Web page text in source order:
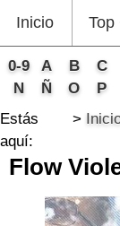
Inicio Top
0-9 A B C
N
Ñ O P
Estás
aquí:
Flow